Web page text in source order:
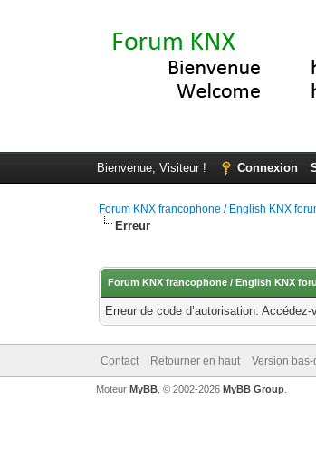
Bienvenue, Visiteur ! Connexion
Forum KNX francophone / English KNX
Erreur
Forum KNX francophone / English KNX
Erreur de code d’autorisation.
Contact Retourner en haut Version
Moteur MyBB, © 2002-2026 MyBB Group.